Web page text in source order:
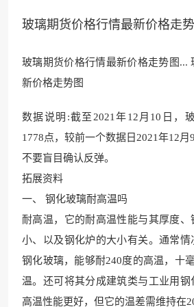
玻璃期货价格行情最新价格走
玻璃期货价格行情最新价格走势图...
新价格走势图
数据说明:截至2021年12月10日，
1778点，较前一个数据日2021年12月
不要盲目确认反弹。
拓展资料
一、 钢化玻璃耐高温吗
耐高温，它的耐高温性能与其厚度、
小、 以及钢化炉的大小有关。通常情
钢化玻璃，能够耐240度的高温，十
温。还可将其分成建筑类与工业用
高温性能更好，但它的温差需维持在